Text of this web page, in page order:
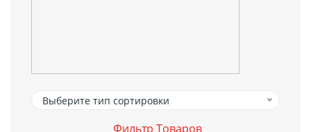
Выберите тип сортировки
Фильтр Товаров